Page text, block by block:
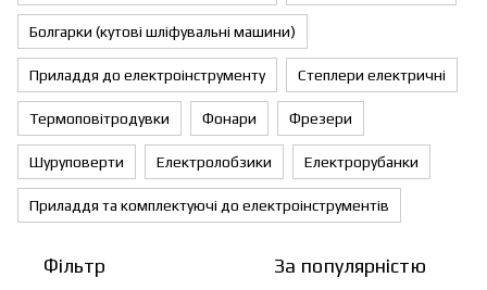
Болгарки (кутові шліфувальні машини)
Приладдя до електроінструменту Степлери електричні
Термоповітродувки Фонари Фрезери
Шуруповерти Електролобзики Електрорубанки
Приладдя та комплектуючі до електроінструментів
Фільтр За популярністю